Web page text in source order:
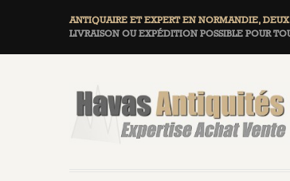
ANTIQUAIRE ET EXPERT EN NORMANDIE, DEUX
LIVRAISON OU EXPÉDITION POSSIBLE POUR